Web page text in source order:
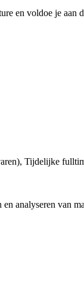
en voldoe je
Tijdelijke
analyseren van